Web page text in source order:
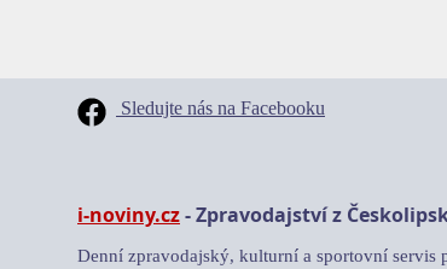
Sledujte nás na Facebooku
i-noviny.cz- Zpravodajství z
Denní zpravodajský, kulturní a sportovní